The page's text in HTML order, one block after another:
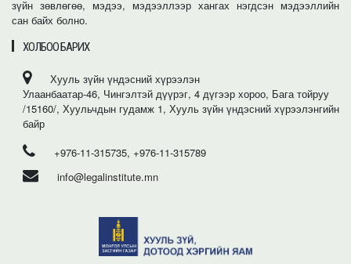
зүйн зөвлөгөө, мэдээ, мэдээллээр хангах нэгдсэн мэдээллийн
сан байх болно.
ХОЛБОО БАРИХ
Хууль зүйн үндэсний хүрээлэн
Улаанбаатар-46, Чингэлтэй дүүрэг, 4 дүгээр хороо, Бага тойруу
/15160/, Хуульчдын гудамж 1, Хууль зүйн үндэсний хүрээлэнгийн
байр
+976-11-315735, +976-11-315789
info@legalinstitute.mn